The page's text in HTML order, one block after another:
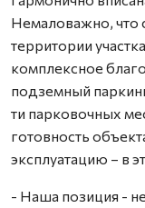
Немаловажно, что
территории
комплексное
подземный
ти парковочных
готовность
эксплуатацию – в
- Наша позиция -